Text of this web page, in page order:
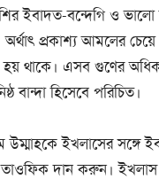
ইবাদত-বন্দেগি ও
অর্থাৎ প্রকাশ্য আমলের
থাকে। এসব গুণের
বান্দা হিসেবে পরিচিত।
ইখলাসের সঙ্গে
দান করুন। ইখলাস